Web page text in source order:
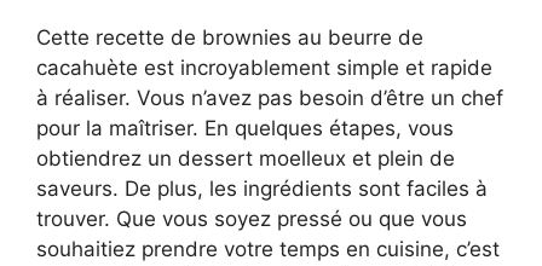
Cette recette de brownies au beurre de
cacahuète est incroyablement simple et rapide
à réaliser. Vous n’avez pas besoin d’être un chef
pour la maîtriser. En quelques étapes, vous
obtiendrez un dessert moelleux et plein de
saveurs. De plus, les ingrédients sont faciles à
trouver. Que vous soyez pressé ou que vous
souhaitiez prendre votre temps en cuisine, c’est